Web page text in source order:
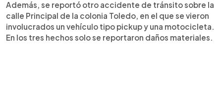
Además, se reportó otro accidente de tránsito sobre la
calle Principal de la colonia Toledo, en el que se vieron
involucrados un vehículo tipo pickup y una motocicleta.
En los tres hechos solo se reportaron daños materiales.